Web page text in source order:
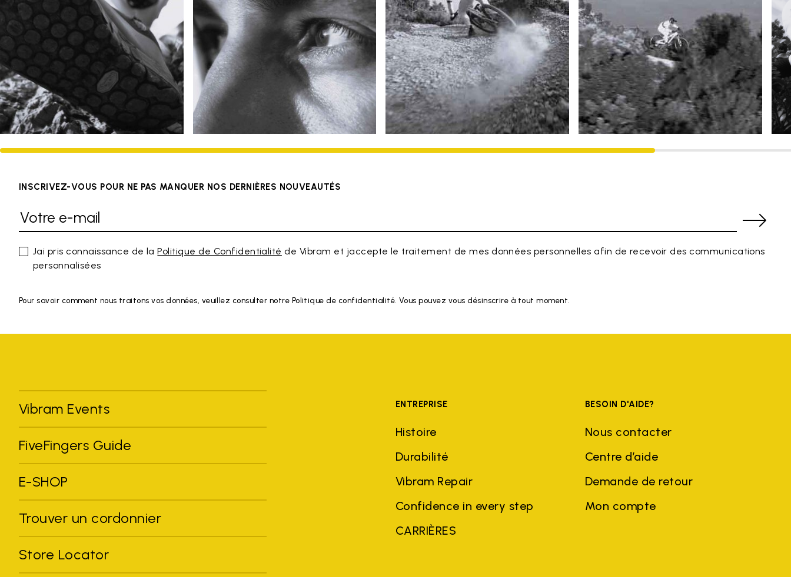
INSCRIVEZ-VOUS POUR NE PAS MANQUER NOS DERNIÈRES NOUVEAUTÉS
Jai pris connaissance de laPolitique de Confidentialité de Vibram et jaccepte le traitement de mes données personnelles afin de recevoir des communications
personnalisées
Pour savoir comment nous traitons vos données, veuillez consulter notre Politique de confidentialité. Vous pouvez vous désinscrire à tout moment.
Vibram Events
FiveFingers Guide
E-SHOP
Trouver un cordonnier
Store Locator
ENTREPRISE
Histoire
Durabilité
Vibram Repair
Confidence in every step
CARRIÈRES
BESOIN D'AIDE?
Nous contacter
Centre d’aide
Demande de retour
Mon compte